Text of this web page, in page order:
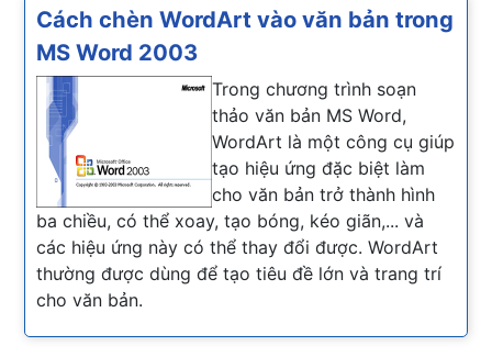
Cách chèn WordArt vào văn bản trong
MS Word 2003
Trong chương trình soạn
thảo văn bản MS Word,
WordArt là một công cụ giúp
tạo hiệu ứng đặc biệt làm
cho văn bản trở thành hình
ba chiều, có thể xoay, tạo bóng, kéo giãn,... và
các hiệu ứng này có thể thay đổi được. WordArt
thường được dùng để tạo tiêu đề lớn và trang trí
cho văn bản.